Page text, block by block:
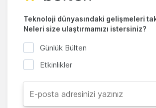
Teknoloji dünyasındaki gelişmeleri
Neleri size ulaştırmamızı istersiniz?
Günlük Bülten
Etkinlikler